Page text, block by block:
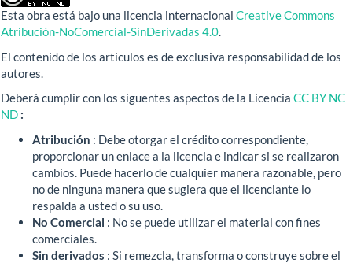
Esta obra está bajo una licencia internacionalCreative Commons
Atribución-NoComercial-SinDerivadas 4.0.
El contenido de los articulos es de exclusiva responsabilidad de los
autores.
Deberá cumplir con los siguentes aspectos de la LicenciaCC BY NC
ND :
Atribución : Debe otorgar el crédito correspondiente,
proporcionar un enlace a la licencia e indicar si se realizaron
cambios. Puede hacerlo de cualquier manera razonable, pero
no de ninguna manera que sugiera que el licenciante lo
respalda a usted o su uso.
No Comercial : No se puede utilizar el material con fines
comerciales.
Sin derivados : Si remezcla, transforma o construye sobre el